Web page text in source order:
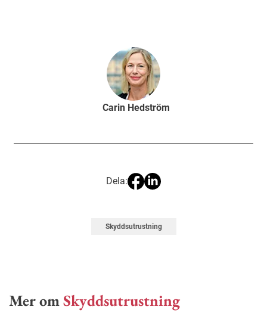
Carin Hedström
Dela:
Skyddsutrustning
Mer omSkyddsutrustning